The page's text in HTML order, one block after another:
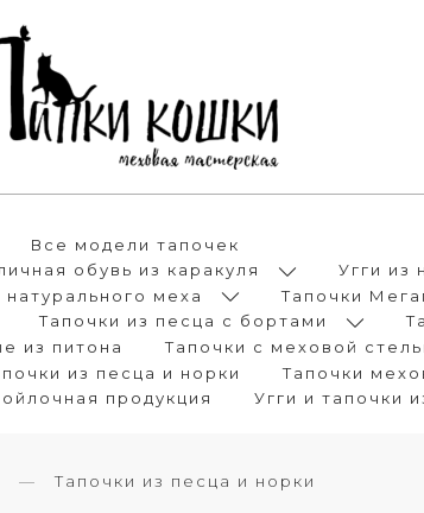
Все модели тапочек
обувь из каракуля
Угги из
натурального меха
Тапочки
Тапочки из песца с бортами
из питона Тапочки с меховой
из песца и норки Тапочки
продукция Угги и тапочки
Тапочки из песца и норки